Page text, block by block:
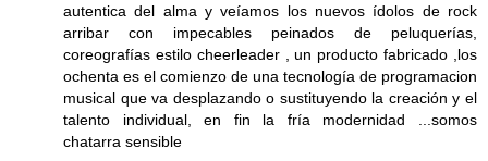
autentica del alma y veíamos los nuevos ídolos de rock
arribar con impecables peinados de peluquerías,
coreografías estilo cheerleader , un producto fabricado ,los
ochenta es el comienzo de una tecnología de programacion
musical que va desplazando o sustituyendo la creación y el
talento individual, en fin la fría modernidad ...somos
chatarra sensible